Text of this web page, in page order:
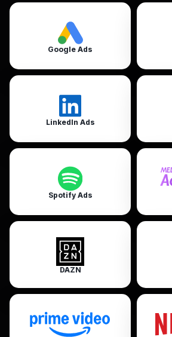
Google Ads
LinkedIn Ads
Spotify Ads
DAZN